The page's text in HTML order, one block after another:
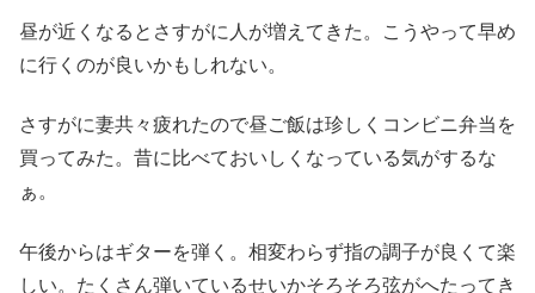
昼が近くなるとさすがに人が増えてきた。こうやって早め
に行くのが良いかもしれない。
さすがに妻共々疲れたので昼ご飯は珍しくコンビニ弁当を
買ってみた。昔に比べておいしくなっている気がするな
ぁ。
午後からはギターを弾く。相変わらず指の調子が良くて楽
しい。たくさん弾いているせいかそろそろ弦がへたってき